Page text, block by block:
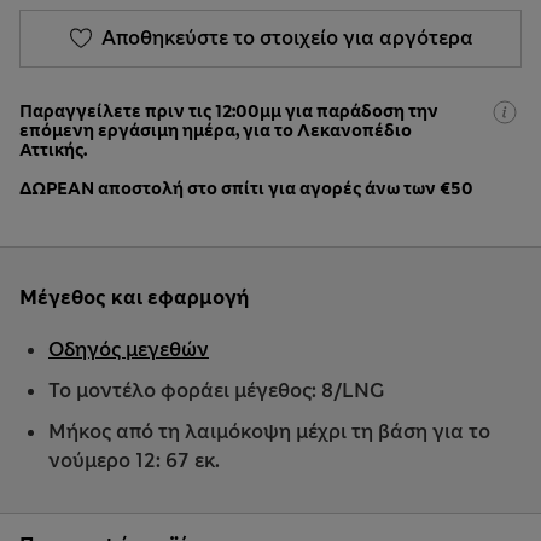
Αποθηκεύστε το στοιχείο για αργότερα
Παραγγείλετε πριν τις 12:00μμ για παράδοση την
επόμενη εργάσιμη ημέρα, για το Λεκανοπέδιο
Αττικής.
ΔΩΡΕΑΝ αποστολή στο σπίτι για αγορές άνω των €50
Μέγεθος και εφαρμογή
Το μοντέλο φοράει μέγεθος: 8/LNG
Μήκος από τη λαιμόκοψη μέχρι τη βάση για το
νούμερο 12: 67 εκ.
Οδηγός μεγεθών